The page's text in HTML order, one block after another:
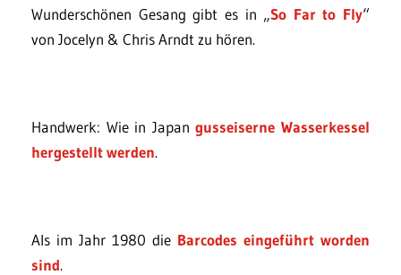
Wunderschönen Gesang gibt es in „So Far to Fly“
von Jocelyn & Chris Arndt zu hören.
Handwerk: Wie in Japangusseiserne Wasserkessel
hergestellt werden.
Als im Jahr 1980 die Barcodes eingeführt worden
sind.